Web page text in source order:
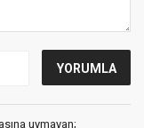
uymayan;